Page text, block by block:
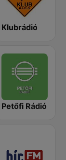
Klubrádió
Petőfi Rádió